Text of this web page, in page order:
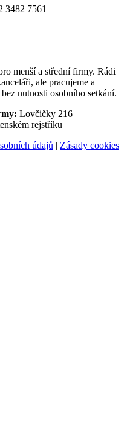
3482 7561
menší a střední firmy. Rádi
ale pracujeme a
nutnosti osobního setkání.
Lovčičky 216
rejstříku
údajů | Zásady cookies